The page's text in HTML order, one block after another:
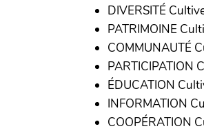
DIVERSITÉ
PATRIMOINE
COMMUNAUTÉ
PARTICIPATION
ÉDUCATION
INFORMATION
COOPÉRATION